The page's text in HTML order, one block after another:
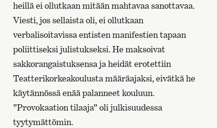
heillä ei ollutkaan mitään mahtavaa sanottavaa.
Viesti, jos sellaista oli, ei ollutkaan
verbalisoitavissa entisten manifestien tapaan
poliittiseksi julistukseksi. He maksoivat
sakkorangaistuksensa ja heidät erotettiin
Teatterikorkeakoulusta määräajaksi, eivätkä he
käytännössä enää palanneet kouluun.
”Provokaation tilaaja” oli julkisuudessa
tyytymättömin.